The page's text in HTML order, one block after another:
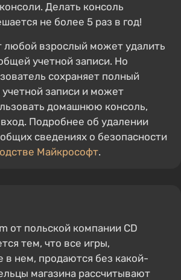
Делать консоль
не более 5 раз в год!
взрослый может удалить
учетной записи. Но
сохраняет полный
учетной записи и может
домашнюю консоль,
Подробнее об удалении
сведениях о безопасности
Майкрософт.
от польской компании CD
тем, что все игры,
в нем, продаются без какой-
магазина рассчитывают